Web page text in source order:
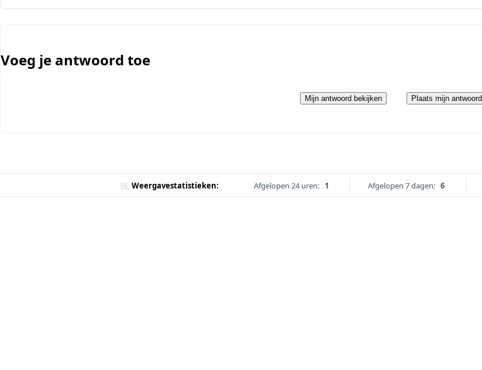
Voeg je antwoord toe
Mijn antwoord bekijken Plaats mijn antwoord
Weergavestatistieken: Afgelopen 24 uren: 1 Afgelopen 7 dagen: 6